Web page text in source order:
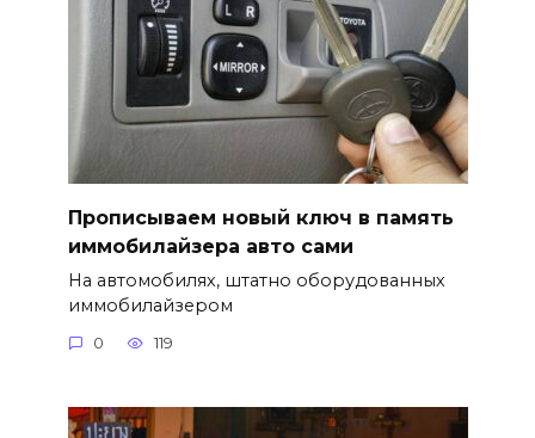
Прописываем новый ключ в память
иммобилайзера авто сами
На автомобилях, штатно оборудованных
иммобилайзером
0 119